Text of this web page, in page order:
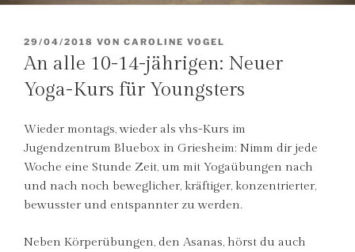
VERÖFFENTLICHT
AM
29/04/2018 VON CAROLINE VOGEL
An alle 10-14-jährigen: Neuer
Yoga-Kurs für Youngsters
Wieder montags, wieder als vhs-Kurs im
Jugendzentrum Bluebox in Griesheim: Nimm dir jede
Woche eine Stunde Zeit, um mit Yogaübungen nach
und nach noch beweglicher, kräftiger, konzentrierter,
bewusster und entspannter zu werden.
Neben Körperübungen, den Asanas, hörst du auch